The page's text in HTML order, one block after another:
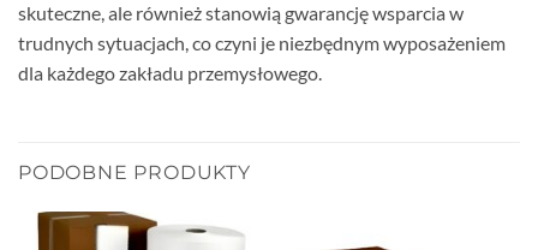
skuteczne, ale również stanowią gwarancję wsparcia w
trudnych sytuacjach, co czyni je niezbędnym wyposażeniem
dla każdego zakładu przemysłowego.
PODOBNE PRODUKTY